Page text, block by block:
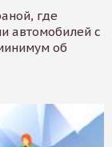
где
автомобилей с
об